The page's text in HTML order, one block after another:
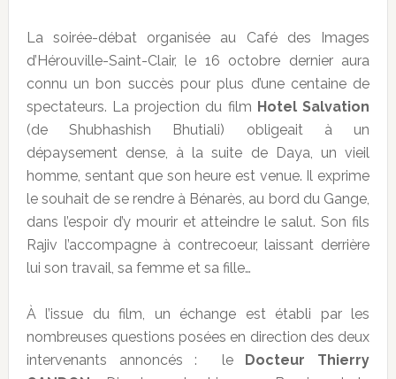
La soirée-débat organisée au Café des Images
d’Hérouville-Saint-Clair, le 16 octobre dernier aura
connu un bon succès pour plus d’une centaine de
spectateurs. La projection du film Hotel Salvation
(de Shubhashish Bhutiali) obligeait à un
dépaysement dense, à la suite de Daya, un vieil
homme, sentant que son heure est venue. Il exprime
le souhait de se rendre à Bénarès, au bord du Gange,
dans l’espoir d’y mourir et atteindre le salut. Son fils
Rajiv l’accompagne à contrecoeur, laissant derrière
lui son travail, sa femme et sa fille…
À l’issue du film, un échange est établi par les
nombreuses questions posées en direction des deux
intervenants annoncés : le
Docteur Thierry